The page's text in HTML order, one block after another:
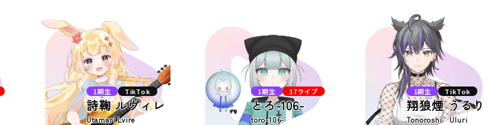
1期生 TikTok
詩鞠 ルヴィレ
Utamari Lvire
1期生 17ライブ
とろ-106-
toro-106-
1期生 TikTok
翔狼煙 うるり
Tonoroshi Uluri